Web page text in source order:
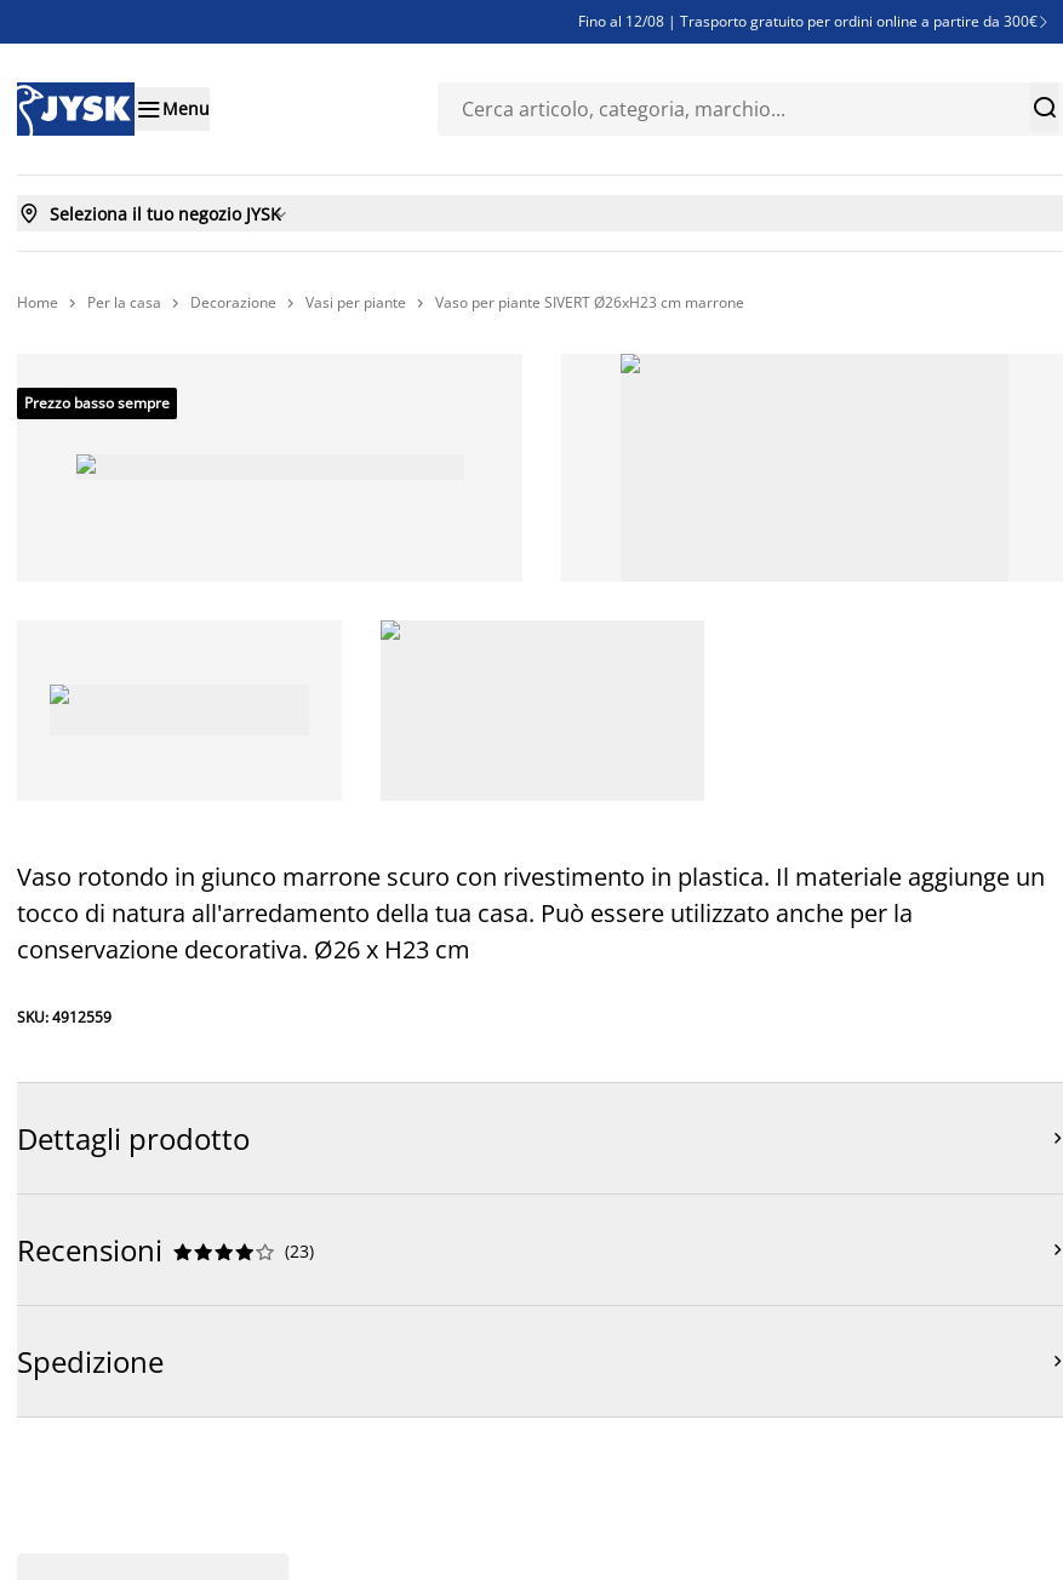
Fino al 12/08 | Trasporto gratuito per ordini online a partire da 300€ 
Finanziamenti - Scegli il piano di rimborso più adatto a te
Menu 
 Seleziona il tuo negozio JYSK
Home  Per la casa  Decorazione  Vasi per piante  Vaso per piante SIVERT Ø26xH23 cm marrone
Prezzo basso sempre
Vaso rotondo in giunco marrone scuro con rivestimento in plastica. Il materiale aggiunge un
tocco di natura all'arredamento della tua casa. Può essere utilizzato anche per la
conservazione decorativa. Ø26 x H23 cm
SKU: 4912559
Dettagli prodotto 
Recensioni 




 (23) 
Spedizione 